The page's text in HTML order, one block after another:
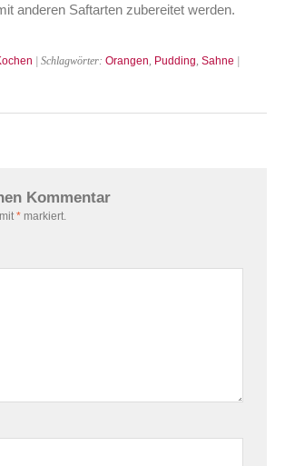
anderen Saftarten zubereitet werden.
| Schlagwörter: Orangen Pudding Sahne |
Kommentar
* markiert.